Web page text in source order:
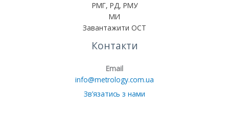
РМГ, РД, РМУ
МИ
Завантажити ОСТ
Контакти
Email
info@metrology.com.ua
Зв’язатись з нами